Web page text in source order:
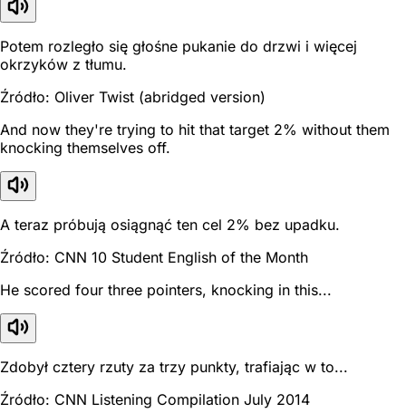
Potem rozległo się głośne pukanie do drzwi i więcej
okrzyków z tłumu.
Źródło: Oliver Twist (abridged version)
And now they're trying to hit that target 2% without them
knocking themselves off.
A teraz próbują osiągnąć ten cel 2% bez upadku.
Źródło: CNN 10 Student English of the Month
He scored four three pointers, knocking in this...
Zdobył cztery rzuty za trzy punkty, trafiając w to...
Źródło: CNN Listening Compilation July 2014